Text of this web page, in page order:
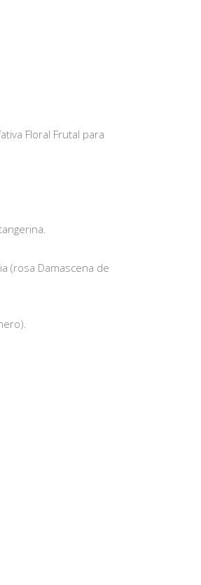
Floral Frutal para
(rosa Damascena de